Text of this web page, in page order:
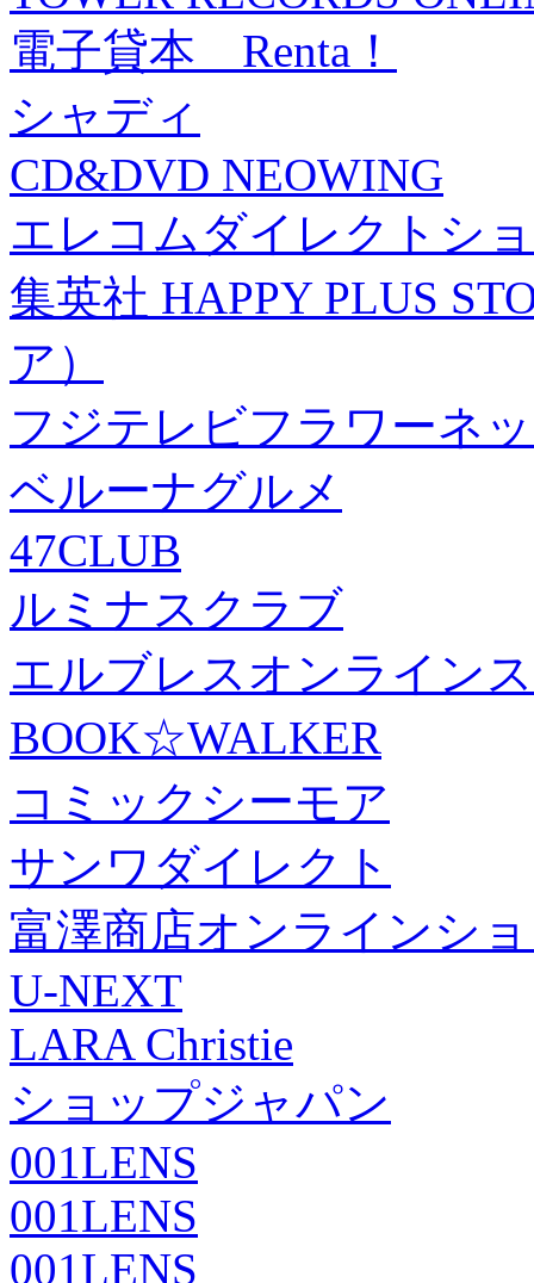
電子貸本 Renta！
シャディ
CD&DVD NEOWING
エレコムダイレクトシ
集英社 HAPPY PLUS
ア）
フジテレビフラワーネ
ベルーナグルメ
47CLUB
ルミナスクラブ
エルブレスオンライン
BOOK☆WALKER
コミックシーモア
サンワダイレクト
富澤商店オンラインシ
U-NEXT
LARA Christie
ショップジャパン
001LENS
001LENS
001LENS